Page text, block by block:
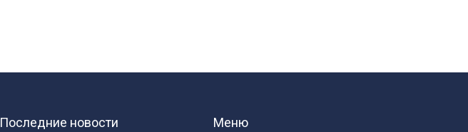
Последние новости Меню